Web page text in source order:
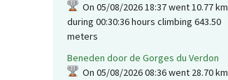
On 05/08/2026 18:37 went 10.77 km
during 00:30:36 hours climbing 643.50
meters
Beneden door de Gorges du Verdon
On 05/08/2026 08:36 went 28.70 km